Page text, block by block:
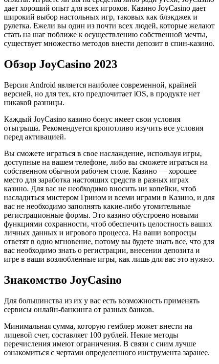
дает хороший опыт для всех игроков. Казино JoyCasino дает
широкий выбор настольных игр, таковых как блэкджек и
рулетка. Ежели вы один из почти всех людей, которые желают
стать на шаг поближе к осуществлению собственной мечты,
существует множество методов внести депозит в спин-казино.
Обзор JoyCasino 2023
Версия Android является наиболее современной, крайней
версией, но для тех, кто предпочитает iOS, в продукте нет
никакой разницы.
Каждый JoyCasino казино бонус имеет свои условия
отыгрыша. Рекомендуется кропотливо изучить все условия
перед активацией.
Вы сможете играться в свое наслаждение, используя игры,
доступные на вашем телефоне, либо вы сможете играться на
собственном обычном рабочем столе. Казино — хорошее
место для заработка настоящих средств в разных играх
казино. Для вас не необходимо вносить ни копейки, чтоб
насладиться мистером Грином и всеми играми в Казино, и для
вас не необходимо заполнять какие-либо утомительные
регистрационные формы. Это казино обустроено новыми
функциями сохранности, чтоб обеспечить целостность ваших
личных данных и игрового процесса. На ваши вопросцы
ответят в одно мгновение, потому вы будете знать все, что для
вас необходимо знать о регистрации, внесении депозита и
игре в ваши возлюбленные игры, как лишь для вас это нужно.
Знакомство JoyCasino
Для большинства из их у вас есть возможность применять
сервисы онлайн-банкинга от разных банков.
Минимальная сумма, которую гемблер может внести на
лицевой счет, составляет 100 рублей. Некие методы
перечисления имеют ограничения. В связи с сиим лучше
ознакомиться с чертами определенного инструмента заранее.